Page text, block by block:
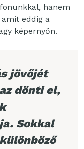
hanem
eddig a
képernyőn.
jövőjét
dönti el,
Sokkal